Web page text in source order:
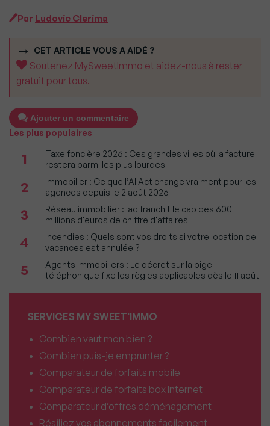
Par Ludovic Clerima
CET ARTICLE VOUS A AIDÉ ?
Soutenez MySweetImmo et aidez-nous à rester
gratuit pour tous.
Ajouter un commentaire
Les plus populaires
1
Taxe foncière 2026 : Ces grandes villes où la facture
restera parmi les plus lourdes
2
Immobilier : Ce que l’AI Act change vraiment pour les
agences depuis le 2 août 2026
3
Réseau immobilier : iad franchit le cap des 600
millions d'euros de chiffre d'affaires
4
Incendies : Quels sont vos droits si votre location de
vacances est annulée ?
5
Agents immobiliers : Le décret sur la pige
téléphonique fixe les règles applicables dès le 11 août
SERVICES MY SWEET'IMMO
Combien vaut mon bien ?
Combien puis-je emprunter ?
Comparateur de forfaits mobile
Comparateur de forfaits box Internet
Comparateur d’offres déménagement
Résiliez vos abonnements facilement